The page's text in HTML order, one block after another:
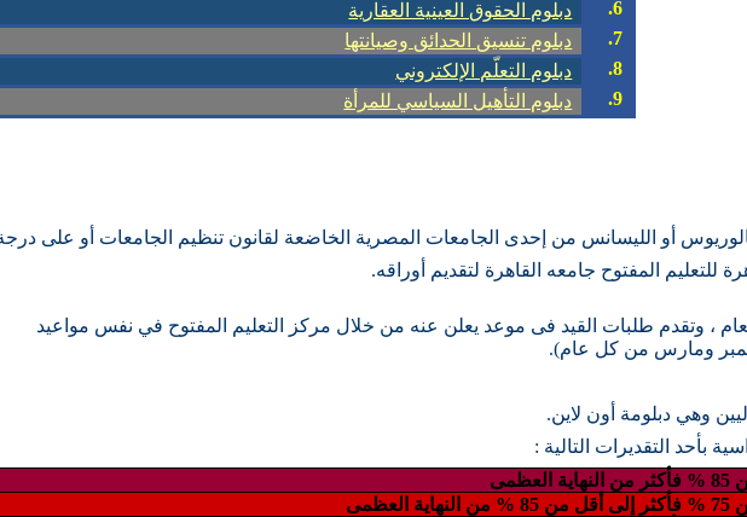
6
.
دبلوم الحقوق العينية العقارية
7
.
دبلوم تنسيق الحدائق وصيانتها
8
.
دبلوم التعلّم الإلكتروني
9
. دبلوم التأهيل السياسي للمرأة
، وتقدم طلبات القيد فى موعد يعلن عنه من خلال مركز التعليم المفتوح في نفس مواعيد
ومارس من كل عام).
بأحد التقديرات التالية :
النهاية العظمى
% من النهاية العظمى